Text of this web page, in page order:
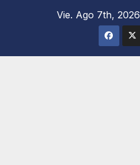
Vie. Ago 7th, 2026